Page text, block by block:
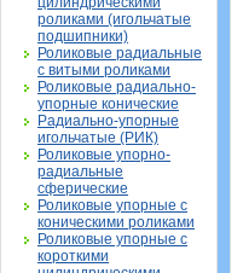
роликами (игольчатые
подшипники)
Роликовые радиальные
с витыми роликами
Роликовые радиально-
упорные конические
Радиально-упорные
игольчатые (РИК)
Роликовые упорно-
радиальные
сферические
Роликовые упорные с
коническими роликами
Роликовые упорные с
короткими